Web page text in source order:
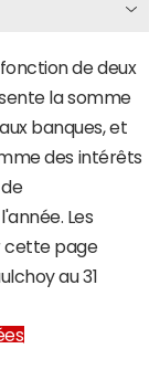
de deux
la somme
banques, et
des intérêts
Les
cette page
au 31